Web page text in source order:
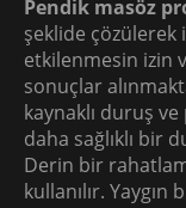
Pendik masöz
şeklide çözülerek
etkilenmesin izin
sonuçlar
kaynaklı duruş
daha sağlıklı bir
Derin bir
kullanılır.